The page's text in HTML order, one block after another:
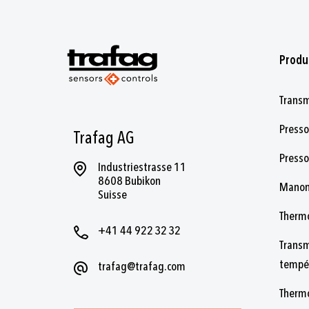
Trafag AG
Industriestrasse 11
8608 Bubikon
Suisse
+41 44 922 32 32
trafag@trafag.com